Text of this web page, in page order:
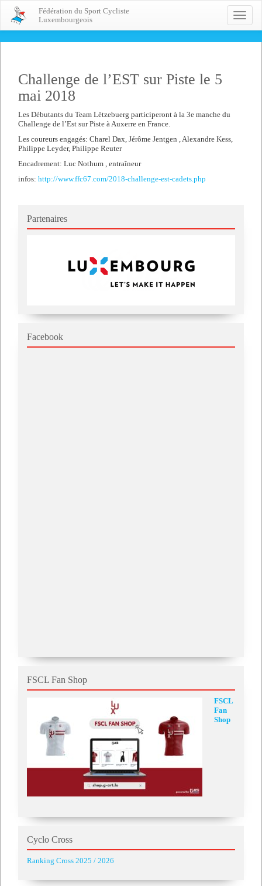
Toggle
Fédération du Sport Cycliste
Luxembourgeois
Challenge de l’EST sur Piste le 5
mai 2018
Les Débutants du Team Lëtzebuerg participeront à la 3e manche du
Challenge de l’Est sur Piste à Auxerre en France.
Les coureurs engagés: Charel Dax, Jérôme Jentgen , Alexandre Kess,
Philippe Leyder, Philippe Reuter
Encadrement: Luc Nothum , entraîneur
infos: http://www.ffc67.com/2018-challenge-est-cadets.php
Partenaires
Facebook
FSCL Fan Shop
FSCL
Fan
Shop
Cyclo Cross
Ranking Cross 2025 / 2026